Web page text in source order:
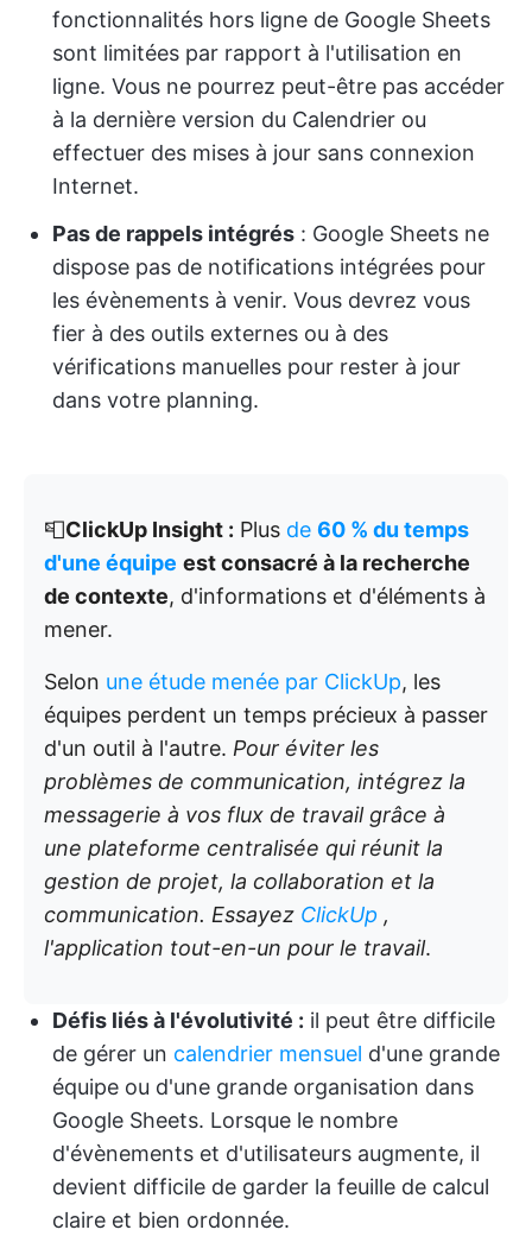
fonctionnalités hors ligne de Google Sheets
sont limitées par rapport à l'utilisation en
ligne. Vous ne pourrez peut-être pas accéder
à la dernière version du Calendrier ou
effectuer des mises à jour sans connexion
Internet.
Pas de rappels intégrés : Google Sheets ne
dispose pas de notifications intégrées pour
les évènements à venir. Vous devrez vous
fier à des outils externes ou à des
vérifications manuelles pour rester à jour
dans votre planning.
📮ClickUp Insight : Plus de 60 % du temps
d'une équipe est consacré à la recherche
de contexte, d'informations et d'éléments à
mener.
Selon une étude menée par ClickUp, les
équipes perdent un temps précieux à passer
d'un outil à l'autre. Pour éviter les
problèmes de communication, intégrez la
messagerie à vos flux de travail grâce à
une plateforme centralisée qui réunit la
gestion de projet, la collaboration et la
communication. Essayez ClickUp ,
l'application tout-en-un pour le travail.
Défis liés à l'évolutivité : il peut être difficile
de gérer un calendrier mensuel d'une grande
équipe ou d'une grande organisation dans
Google Sheets. Lorsque le nombre
d'évènements et d'utilisateurs augmente, il
devient difficile de garder la feuille de calcul
claire et bien ordonnée.